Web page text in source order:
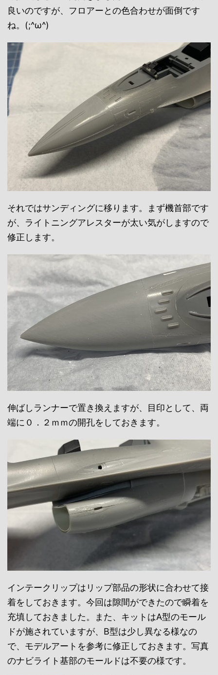
良いのですが、フロアーとの色合わせが面倒です
ね。(;^ω^)
それではサンディングに移ります。まず機首部です
が、ライトニングアレスターが太い気がしますので
修正します。
伸ばしランナーで置き換えますが、目印として、両
端に０．２ｍｍの開孔をしておきます。
インテークリップはリップ部品の形状に合わせて接
着をしておきます。今回は隙間ができたので瞬着を
充填しておきました。また、キットはA型のモール
ドが施されていますが、B型は少し異なる様なの
で、モデルアートを参考に修正しておきます。写真
のナビライト基部のモールドは不要の様です。